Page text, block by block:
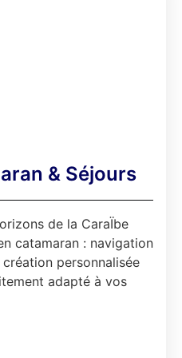
& Séjours
de la CaraÏbe
catamaran : navigation
personnalisée
adapté à vos